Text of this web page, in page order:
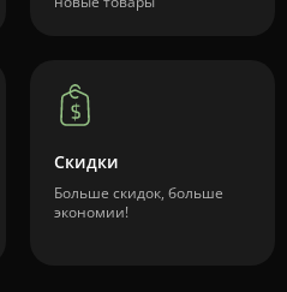
Скидки
Больше скидок, больше
экономии!